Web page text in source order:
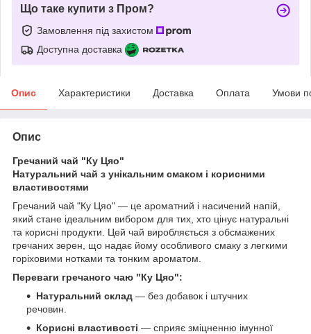
Що таке купити з Пром?
Замовлення під захистом
Доступна доставка
Опис Характеристики Доставка Оплата Умови
Опис
Гречаний чай "Ку Цяо"
Натуральний чай з унікальним смаком і корисними
властивостями
Гречаний чай "Ку Цяо" — це ароматний і насичений напій,
який стане ідеальним вибором для тих, хто цінує натуральні
та корисні продукти. Цей чай виробляється з обсмажених
гречаних зерен, що надає йому особливого смаку з легкими
горіховими нотками та тонким ароматом.
Переваги гречаного чаю "Ку Цяо":
Натуральний склад — без добавок і штучних
речовин.
Корисні властивості — сприяє зміцненню імунної